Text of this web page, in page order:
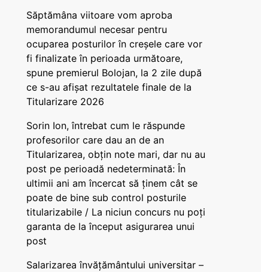
Săptămâna viitoare vom aproba
memorandumul necesar pentru
ocuparea posturilor în creșele care vor
fi finalizate în perioada următoare,
spune premierul Bolojan, la 2 zile după
ce s-au afișat rezultatele finale de la
Titularizare 2026
Sorin Ion, întrebat cum le răspunde
profesorilor care dau an de an
Titularizarea, obțin note mari, dar nu au
post pe perioadă nedeterminată: În
ultimii ani am încercat să ținem cât se
poate de bine sub control posturile
titularizabile / La niciun concurs nu poți
garanta de la început asigurarea unui
post
Salarizarea învățământului universitar –